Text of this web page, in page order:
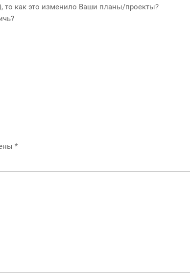
то как это изменило Ваши планы/проекты?
*